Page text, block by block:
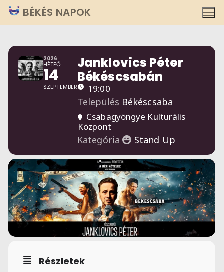
Ugrás
a
BÉKÉS NAPOK
2026
HÉTFŐ
14
SZEPTEMBER
Janklovics Péter
Békéscsabán
19:00
Település Békéscsaba
Csabagyöngye Kulturális
Központ
Kategória Stand Up
Részletek